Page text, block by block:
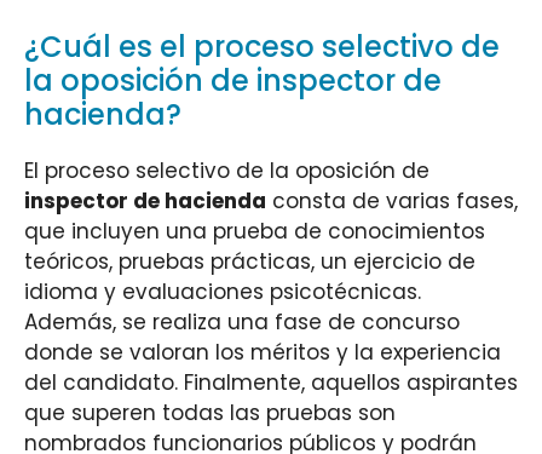
¿Cuál es el proceso selectivo de
la oposición de inspector de
hacienda?
El proceso selectivo de la oposición de
inspector de hacienda consta de varias fases,
que incluyen una prueba de conocimientos
teóricos, pruebas prácticas, un ejercicio de
idioma y evaluaciones psicotécnicas.
Además, se realiza una fase de concurso
donde se valoran los méritos y la experiencia
del candidato. Finalmente, aquellos aspirantes
que superen todas las pruebas son
nombrados funcionarios públicos y podrán